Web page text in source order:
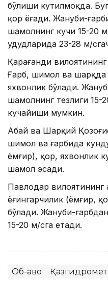
бўлиши кутилмоқда.
қор ёғади. Жануби-
шамолнинг кучи 15-20
ҳудудларида 23-28 м/
Қарағанди
Ғарб, шимол ва шарқда
яхвонлик бўлади.
шамолнинг тезлиги 15-
кучайиши мумкин.
Абай ва Шарқий
шимол ва ғарбида
ёмғир), қор, яхвонлик
шамол эсади.
Павлодар вилоятининг
ёғингарчилик (ёмғир,
бўлади. Жануби-
15-20 м/сга етади.
Об-ҳаво Қазгидромет